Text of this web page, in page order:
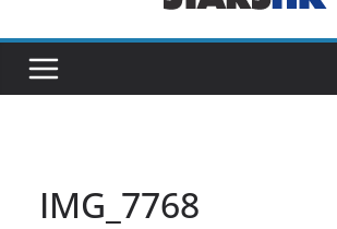
IMG_7768